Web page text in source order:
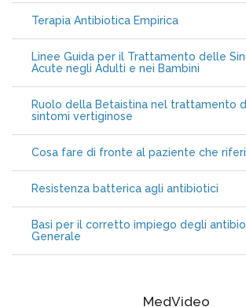
Terapia Antibiotica Empirica
Linee Guida per il Trattamento delle
Acute negli Adulti e nei Bambini
Ruolo della Betaistina nel trattamento
sintomi vertiginose
Cosa fare di fronte al paziente che
Resistenza batterica agli antibiotici
Basi per il corretto impiego degli
Generale
MedVideo